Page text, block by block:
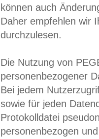
können auch
Daher empfehlen wir
durchzulesen.
Die Nutzung von
personenbezogener
Bei jedem
sowie für jeden
Protokolldatei
personenbezogen